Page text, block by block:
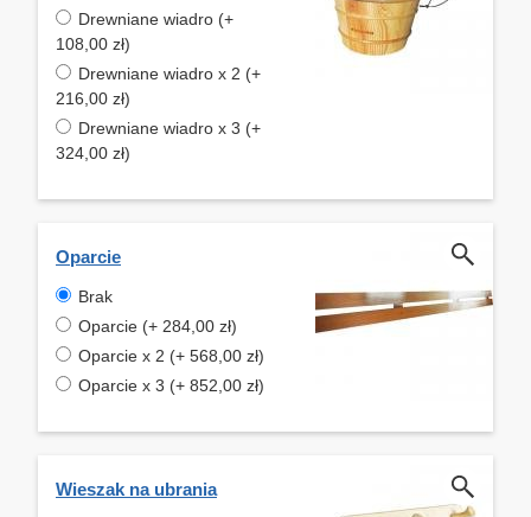
Drewniane wiadro (+
108,00 zł)
Drewniane wiadro x 2 (+
216,00 zł)
Drewniane wiadro x 3 (+
324,00 zł)
Oparcie
Brak
Oparcie (+ 284,00 zł)
Oparcie x 2 (+ 568,00 zł)
Oparcie x 3 (+ 852,00 zł)
Wieszak na ubrania